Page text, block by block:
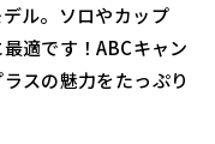
ル。ソロやカップ
適です！ABCキャン
スの魅力をたっぷり